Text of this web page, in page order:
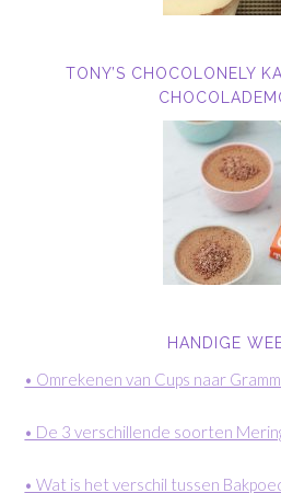
TONY’S CHOCOLONELY
HANDIGE
• Omrekenen van Cups naar
• De 3 verschillende soorten
• Wat is het verschil tussen